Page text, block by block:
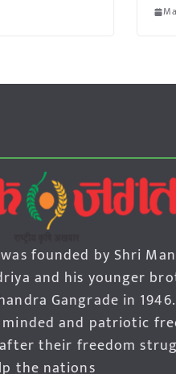
founded by Shri
and his younger
Gangrade in
and patriotic
their freedom
the nations